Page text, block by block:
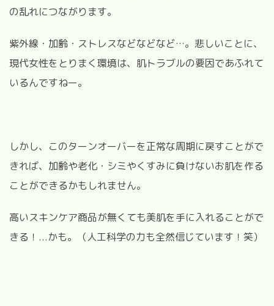
の乱れにつながります。
紫外線・加齢・ストレスなどなどなど…。悲しいことに、
現代女性をとりまく環境は、肌トラブルの要因であふれて
いるんですねー。
しかし、このターンオーバーを正常な周期に戻すことがで
きれば、加齢や老化・シミやくすみに負けないお肌を作る
ことができるかもしれません。
高いスキンケア商品が無くても美肌を手に入れることがで
きる！...かも。（人工科学の力も全然信じています！笑）